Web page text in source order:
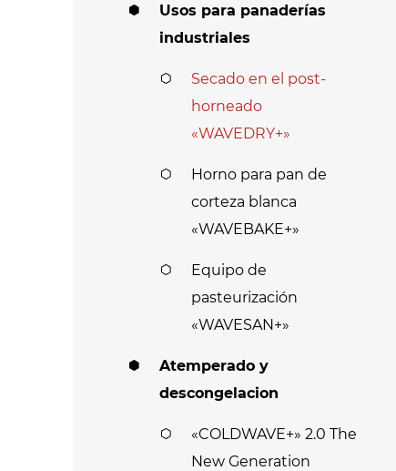
Usos para panaderías
industriales
Secado en el post-
horneado
«WAVEDRY+»
Horno para pan de
corteza blanca
«WAVEBAKE+»
Equipo de
pasteurización
«WAVESAN+»
Atemperado y
descongelacion
«COLDWAVE+» 2.0 The
New Generation